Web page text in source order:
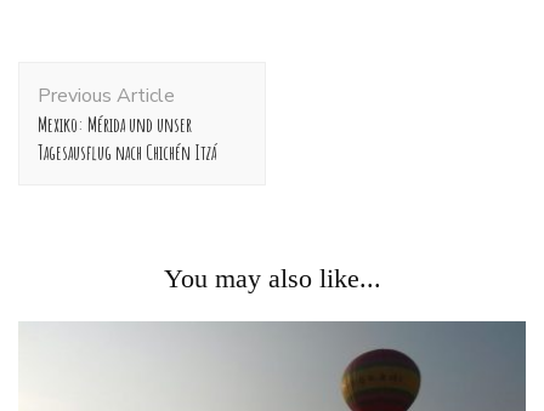
Navigation
Previous Article
Mexiko: Mérida und unser
Tagesausflug nach Chichén Itzá
You may also like...